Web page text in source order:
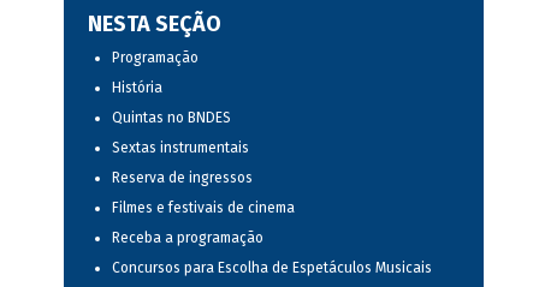
NESTA SEÇÃO
Programação
História
Quintas no BNDES
Sextas instrumentais
Reserva de ingressos
Filmes e festivais de cinema
Receba a programação
Concursos para Escolha de Espetáculos Musicais